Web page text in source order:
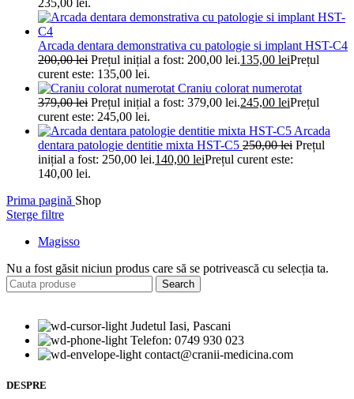
235,00 lei.
Arcada dentara demonstrativa cu patologie si implant HST-C4
200,00lei Prețul inițial a fost: 200,00 lei.135,00 leiPrețul
curent este: 135,00 lei.
Craniu colorat numerotat
379,00lei Prețul inițial a fost: 379,00 lei.245,00 leiPrețul
curent este: 245,00 lei.
Arcada
dentara patologie dentitie mixta HST-C5 250,00lei Prețul
inițial a fost: 250,00 lei.140,00 leiPrețul curent este:
140,00 lei.
Prima pagină Shop
Sterge filtre
Magisso
Nu a fost găsit niciun produs care să se potrivească cu selecția ta.
Search
Judetul Iasi, Pascani
Telefon: 0749 930 023
contact@cranii-medicina.com
DESPRE